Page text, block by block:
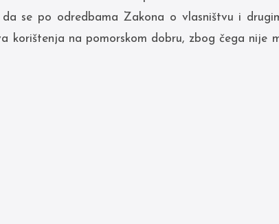
se po odredbama Zakona o vlasništvu i
korištenja na pomorskom dobru, zbog čega nije